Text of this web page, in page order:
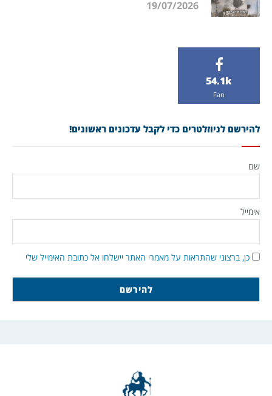
54.1k
Fan
להירשם לניוזלטרים כדי לקבל עדכונים ראשונים!
שם
אימייל
כן, ברצוני שהתראות על מאמרי האתר יישלחו אל כתובת האימייל שלי